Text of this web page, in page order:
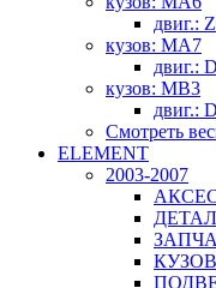
двиг.:
кузов: MA7
двиг.:
кузов: MB3
двиг.:
Смотреть
ELEMENT
2003-2007